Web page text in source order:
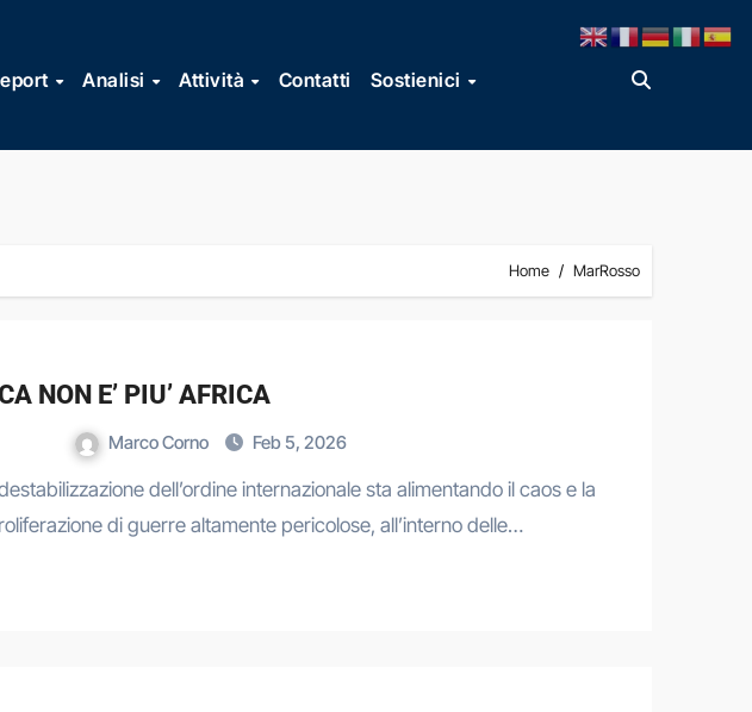
Analisi Attività Contatti Sostienici
Home MarRosso
NON E’ PIU’ AFRICA
Marco Corno Feb 5, 2026
dell’ordine internazionale sta alimentando il caos e la
di guerre altamente pericolose, all’interno delle…